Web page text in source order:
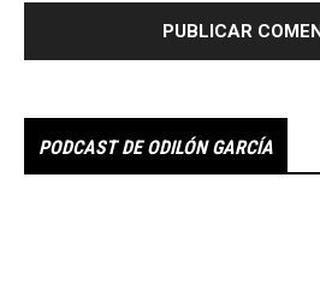
PODCAST DE ODILÓN GARCÍA